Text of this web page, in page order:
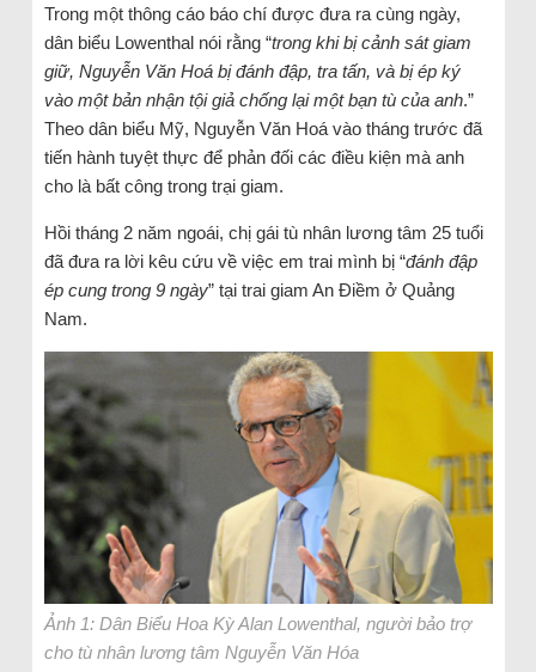
Trong một thông cáo báo chí được đưa ra cùng ngày,
dân biểu Lowenthal nói rằng “trong khi bị cảnh sát giam
giữ, Nguyễn Văn Hoá bị đánh đập, tra tấn, và bị ép ký
vào một bản nhận tội giả chống lại một bạn tù của anh.”
Theo dân biểu Mỹ, Nguyễn Văn Hoá vào tháng trước đã
tiến hành tuyệt thực để phản đối các điều kiện mà anh
cho là bất công trong trại giam.
Hồi tháng 2 năm ngoái, chị gái tù nhân lương tâm 25 tuổi
đã đưa ra lời kêu cứu về việc em trai mình bị “đánh đập
ép cung trong 9 ngày” tại trai giam An Điềm ở Quảng
Nam.
Ảnh 1: Dân Biểu Hoa Kỳ Alan Lowenthal, người bảo trợ
cho tù nhân lương tâm Nguyễn Văn Hóa